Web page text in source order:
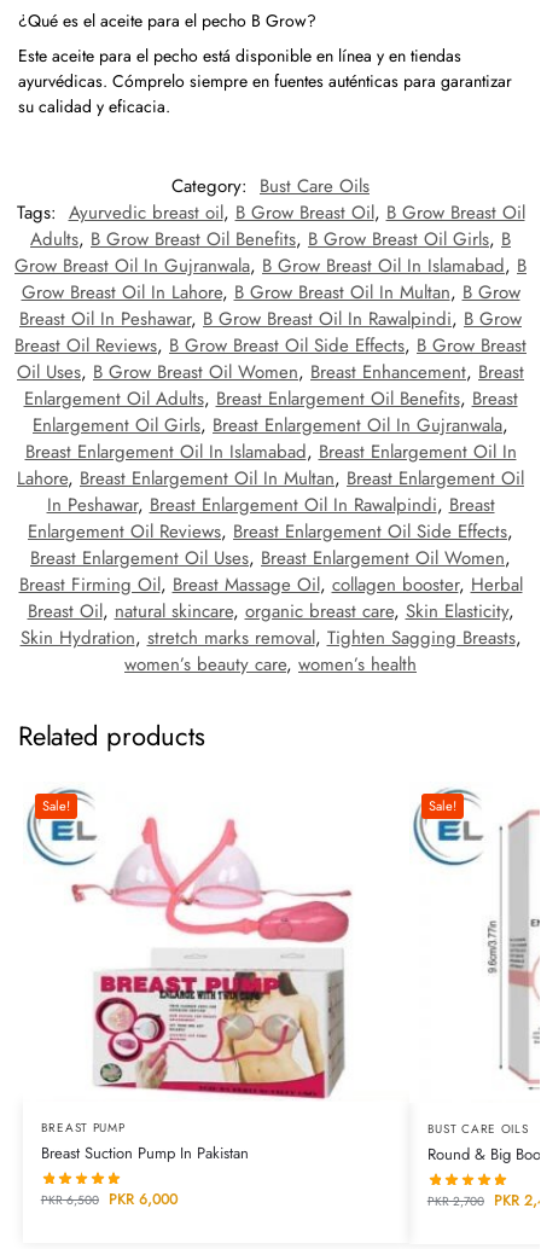
¿Qué es el aceite para el pecho B Grow?
Este aceite para el pecho está disponible en línea y en tiendas
ayurvédicas. Cómprelo siempre en fuentes auténticas para garantizar
su calidad y eficacia.
Category: Bust Care Oils
Tags: Ayurvedic breast oil, B Grow Breast Oil, B Grow Breast Oil
Adults, B Grow Breast Oil Benefits, B Grow Breast Oil Girls, B
Grow Breast Oil In Gujranwala, B Grow Breast Oil In Islamabad, B
Grow Breast Oil In Lahore, B Grow Breast Oil In Multan, B Grow
Breast Oil In Peshawar, B Grow Breast Oil In Rawalpindi, B Grow
Breast Oil Reviews, B Grow Breast Oil Side Effects, B Grow Breast
Oil Uses, B Grow Breast Oil Women, Breast Enhancement, Breast
Enlargement Oil Adults, Breast Enlargement Oil Benefits, Breast
Enlargement Oil Girls, Breast Enlargement Oil In Gujranwala,
Breast Enlargement Oil In Islamabad, Breast Enlargement Oil In
Lahore, Breast Enlargement Oil In Multan, Breast Enlargement Oil
In Peshawar, Breast Enlargement Oil In Rawalpindi, Breast
Enlargement Oil Reviews, Breast Enlargement Oil Side Effects,
Breast Enlargement Oil Uses, Breast Enlargement Oil Women,
Breast Firming Oil, Breast Massage Oil, collagen booster, Herbal
Breast Oil, natural skincare, organic breast care, Skin Elasticity,
Skin Hydration, stretch marks removal, Tighten Sagging Breasts,
women’s beauty care, women’s health
Related products
Sale!
BREAST PUMP
Breast Suction Pump In Pakistan
PKR6,500 PKR6,000
Sale!
BUST CARE OILS
Round & Big
PKR2,700 PKR